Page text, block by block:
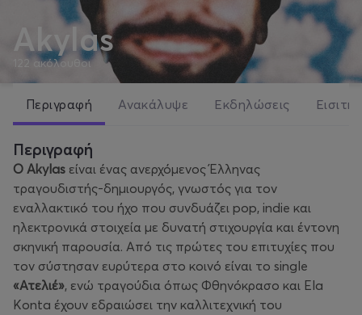
Akylas
122 ακόλουθοι
Περιγραφή Ανακάλυψε Εκδηλώσεις
Περιγραφή
Ο Akylas είναι ένας ανερχόμενος Έλληνας
τραγουδιστής-δημιουργός, γνωστός για τον
εναλλακτικό του ήχο που συνδυάζει pop, indie και
ηλεκτρονικά στοιχεία με δυνατή στιχουργία και έντονη
σκηνική παρουσία. Από τις πρώτες του επιτυχίες που
τον σύστησαν ευρύτερα στο κοινό είναι το single
«Ατελιέ», ενώ τραγούδια όπως Φθηνόκρασο και Ela
Konta έχουν εδραιώσει την καλλιτεχνική του